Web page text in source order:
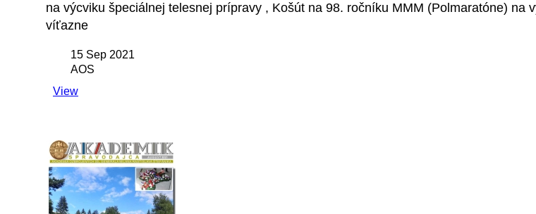
na výcviku špeciálnej telesnej prípravy , Košút na 98. ročníku MMM (Polmaratóne) na
víťazne
15 Sep 2021
AOS
View